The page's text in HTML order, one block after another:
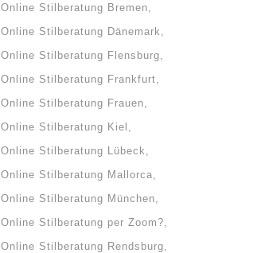
Online Stilberatung Bremen
Online Stilberatung Dänemark
Online Stilberatung Flensburg
Online Stilberatung Frankfurt
Online Stilberatung Frauen
Online Stilberatung Kiel
Online Stilberatung Lübeck
Online Stilberatung Mallorca
Online Stilberatung München
Online Stilberatung per Zoom?
Online Stilberatung Rendsburg